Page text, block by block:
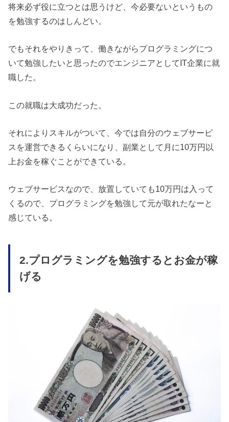
将来必ず役に立つとは思うけど、今必要ないというもの
を勉強するのはしんどい。
でもそれをやりきって、働きながらプログラミングにつ
いて勉強したいと思ったのでエンジニアとしてIT企業に就
職した。
この就職は大成功だった。
それによりスキルがついて、今では自分のウェブサービ
スを運営できるくらいになり、副業として月に10万円以
上お金を稼ぐことができている。
ウェブサービスなので、放置していても10万円は入って
くるので、プログラミングを勉強して元が取れたなーと
感じている。
2.プログラミングを勉強するとお金が稼
げる